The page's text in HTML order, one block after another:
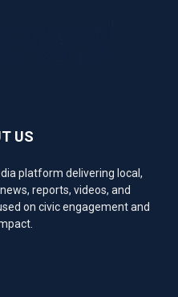
US
platform delivering local,
reports, videos, and
on civic engagement and